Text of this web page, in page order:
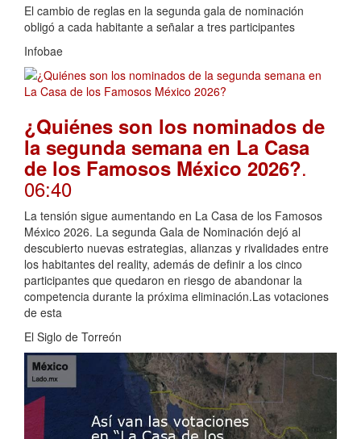
El cambio de reglas en la segunda gala de nominación
obligó a cada habitante a señalar a tres participantes
Infobae
¿Quiénes son los nominados de
la segunda semana en La Casa
de los Famosos México 2026?.
06:40
La tensión sigue aumentando en La Casa de los Famosos
México 2026. La segunda Gala de Nominación dejó al
descubierto nuevas estrategias, alianzas y rivalidades entre
los habitantes del reality, además de definir a los cinco
participantes que quedaron en riesgo de abandonar la
competencia durante la próxima eliminación.Las votaciones
de esta
El Siglo de Torreón